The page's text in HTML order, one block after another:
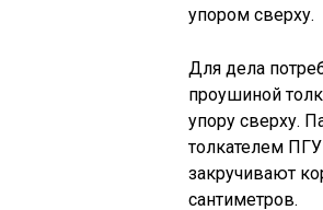
упором сверху.
Для дела
проушиной
упору сверху.
толкателем
закручивают
сантиметров.